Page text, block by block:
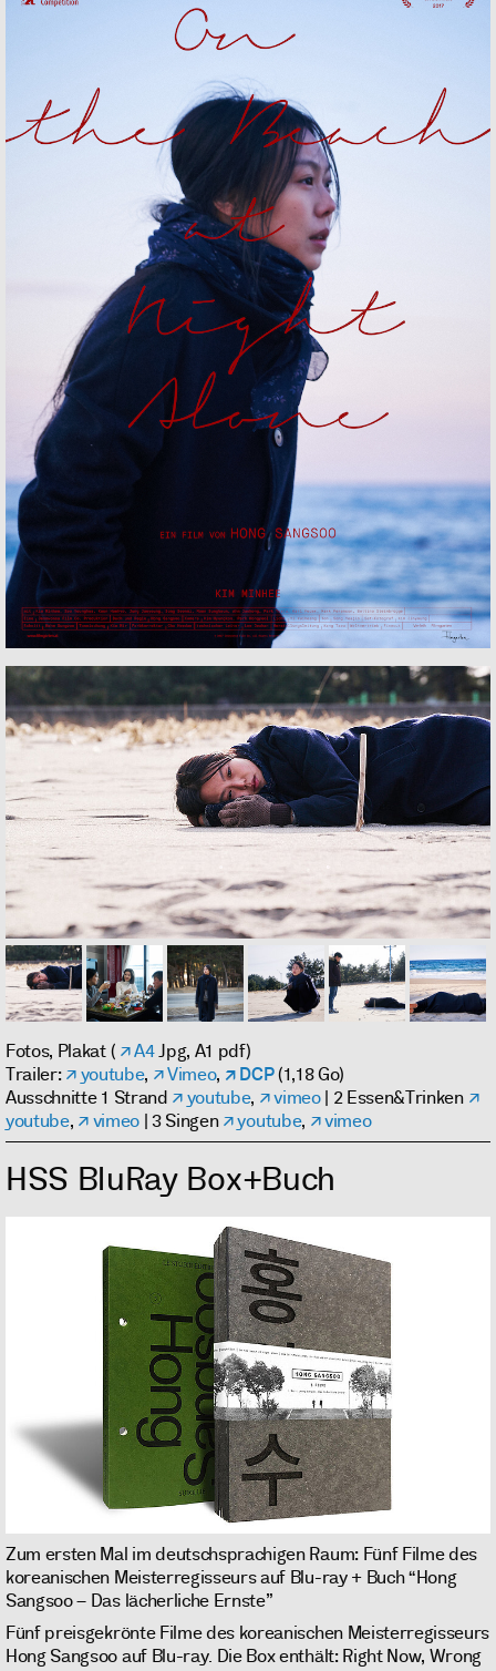
Fotos, Plakat ( A4Jpg, A1 pdf)
Trailer:
youtube, Vimeo, DCP(1,18 Go)
Ausschnitte 1 Strand
youtube, vimeo| 2 Essen&Trinken
youtube, vimeo| 3 Singen youtube, vimeo
HSS BluRay Box+Buch
Zum ersten Mal im deutschsprachigen Raum: Fünf Filme des
koreanischen Meisterregisseurs auf Blu-ray + Buch “Hong
Sangsoo – Das lächerliche Ernste”
Fünf preisgekrönte Filme des koreanischen Meisterregisseurs
Hong Sangsoo auf Blu-ray. Die Box enthält: Right Now, Wrong